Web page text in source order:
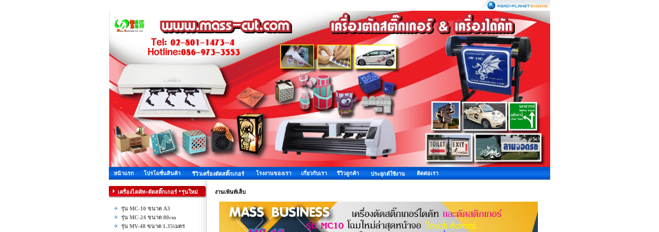
หน้าแรก โปรโมชั่นสินค้า รีวิวเครื่องตัดสติ๊กเกอร์ โรงงานของเรา เกี่ยวกับเรา รีวิวลูกค้า ประยุกต์ใช้งาน ติดต่อเรา
เครื่องไดคัท+ตัดสติ๊กเกอร์ *รุ่นใหม่
รุ่น MC-10 ขนาด A3
รุ่น MC-24 ขนาด 80cm
รุ่น MV-48 ขนาด 1.35เมตร
งานเพ้นท์เล็บ